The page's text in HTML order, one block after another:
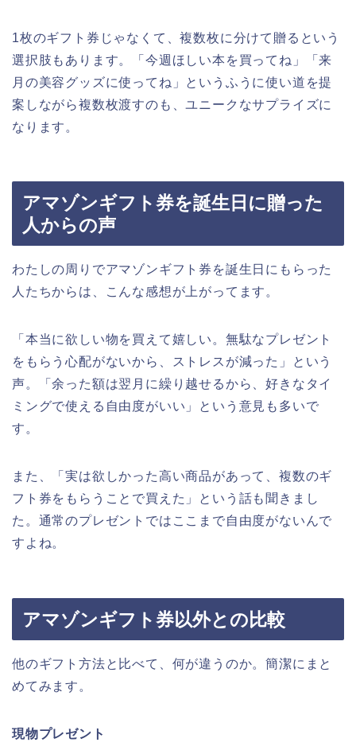
1枚のギフト券じゃなくて、複数枚に分けて贈るという
選択肢もあります。「今週ほしい本を買ってね」「来
月の美容グッズに使ってね」というふうに使い道を提
案しながら複数枚渡すのも、ユニークなサプライズに
なります。
アマゾンギフト券を誕生日に贈った
人からの声
わたしの周りでアマゾンギフト券を誕生日にもらった
人たちからは、こんな感想が上がってます。
「本当に欲しい物を買えて嬉しい。無駄なプレゼント
をもらう心配がないから、ストレスが減った」という
声。「余った額は翌月に繰り越せるから、好きなタイ
ミングで使える自由度がいい」という意見も多いで
す。
また、「実は欲しかった高い商品があって、複数のギ
フト券をもらうことで買えた」という話も聞きまし
た。通常のプレゼントではここまで自由度がないんで
すよね。
アマゾンギフト券以外との比較
他のギフト方法と比べて、何が違うのか。簡潔にまと
めてみます。
現物プレゼント